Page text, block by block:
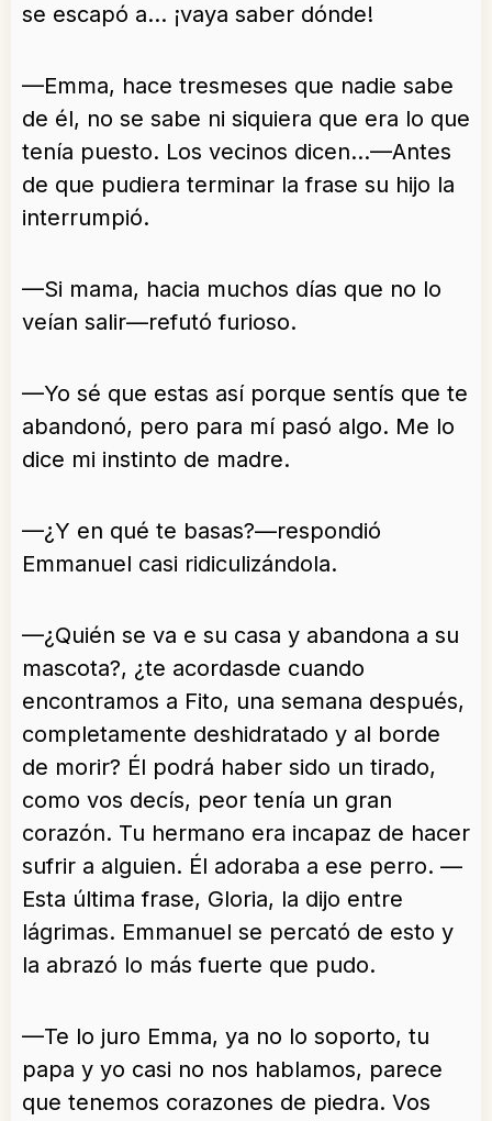
se escapó a… ¡vaya saber dónde!
—Emma, hace tresmeses que nadie sabe
de él, no se sabe ni siquiera que era lo que
tenía puesto. Los vecinos dicen…—Antes
de que pudiera terminar la frase su hijo la
interrumpió.
—Si mama, hacia muchos días que no lo
veían salir—refutó furioso.
—Yo sé que estas así porque sentís que te
abandonó, pero para mí pasó algo. Me lo
dice mi instinto de madre.
—¿Y en qué te basas?—respondió
Emmanuel casi ridiculizándola.
—¿Quién se va e su casa y abandona a su
mascota?, ¿te acordasde cuando
encontramos a Fito, una semana después,
completamente deshidratado y al borde
de morir? Él podrá haber sido un tirado,
como vos decís, peor tenía un gran
corazón. Tu hermano era incapaz de hacer
sufrir a alguien. Él adoraba a ese perro. —
Esta última frase, Gloria, la dijo entre
lágrimas. Emmanuel se percató de esto y
la abrazó lo más fuerte que pudo.
—Te lo juro Emma, ya no lo soporto, tu
papa y yo casi no nos hablamos, parece
que tenemos corazones de piedra. Vos